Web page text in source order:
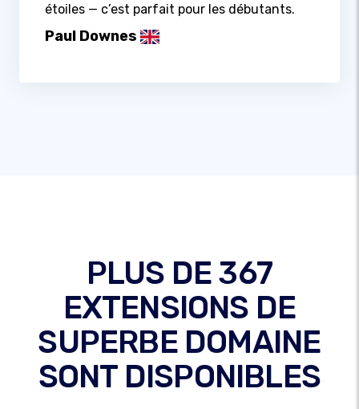
étoiles — c’est parfait pour les débutants.
Paul Downes
PLUS DE 367
EXTENSIONS DE
SUPERBE DOMAINE
SONT DISPONIBLES